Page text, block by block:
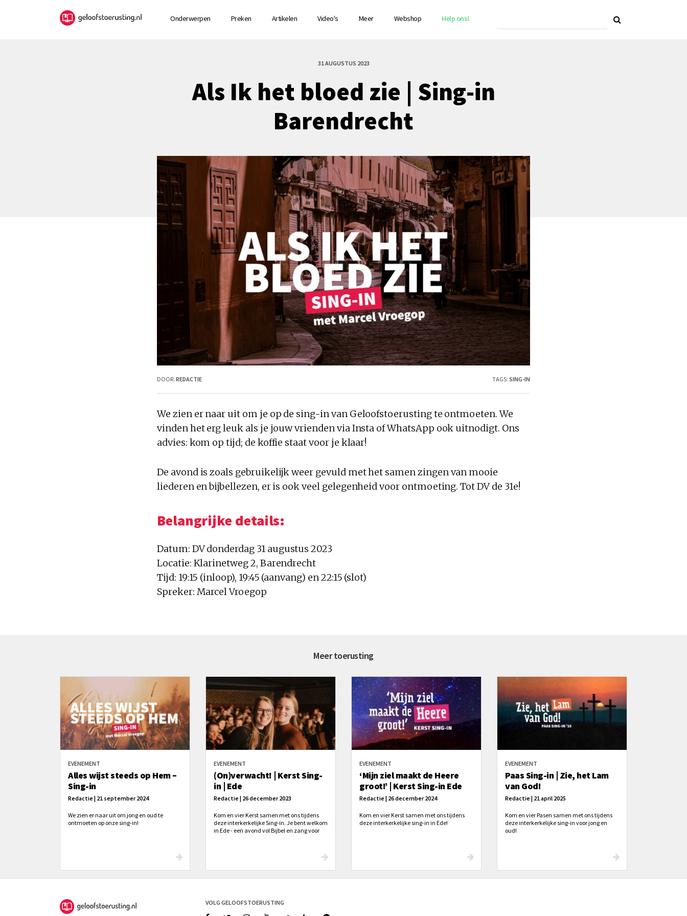
Onderwerpen Preken Artikelen Video's Meer Webshop Help ons!
31 AUGUSTUS 2023
Als Ik het bloed zie | Sing-in
Barendrecht
DOOR: REDACTIE TAGS: SING-IN
We zien er naar uit om je op de sing-in van Geloofstoerusting te ontmoeten. We
vinden het erg leuk als je jouw vrienden via Insta of WhatsApp ook uitnodigt. Ons
advies: kom op tijd; de koffie staat voor je klaar!
De avond is zoals gebruikelijk weer gevuld met het samen zingen van mooie
liederen en bijbellezen, er is ook veel gelegenheid voor ontmoeting. Tot DV de 31e!
Belangrijke details:
Datum: DV donderdag 31 augustus 2023
Locatie: Klarinetweg 2, Barendrecht
Tijd: 19:15 (inloop), 19:45 (aanvang) en 22:15 (slot)
Spreker: Marcel Vroegop
Meer toerusting
EVENEMENT
Alles wijst steeds op Hem –
Sing-in
Redactie | 21 september 2024
We zien er naar uit om jong en oud te
ontmoeten op onze sing-in!
EVENEMENT
(On)verwacht! | Kerst Sing-
in | Ede
Redactie | 26 december 2023
Kom en vier Kerst samen met ons tijdens
deze interkerkelijke Sing-in. Je bent welkom
in Ede - een avond vol Bijbel en zang voor
EVENEMENT
‘Mijn ziel maakt de Heere
groot!’ | Kerst Sing-in Ede
Redactie | 26 december 2024
Kom en vier Kerst samen met ons tijdens
deze interkerkelijke sing-in in Ede!
EVENEMENT
Paas Sing-in | Zie, het Lam
van God!
Redactie | 21 april 2025
Kom en vier Pasen samen met ons tijdens
deze interkerkelijke sing-in voor jong en
oud!
VOLG GELOOFSTOERUSTING